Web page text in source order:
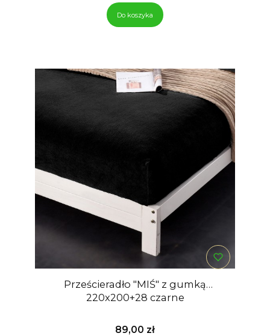
Do koszyka
Prześcieradło "MIŚ" z gumką
220x200+28 czarne
Cena
89,00 zł